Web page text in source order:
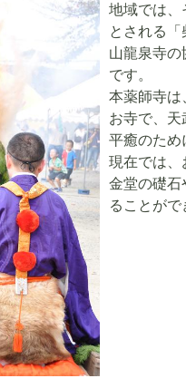
地域では、
とされる
山龍泉寺の
です。
本薬師寺は
お寺で、
平癒のため
現在では、
金堂の礎石
ることがで